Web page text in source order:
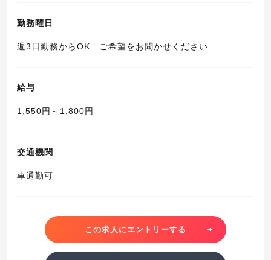
勤務曜日
週3日勤務からOK ご希望をお聞かせください
給与
1,550円～1,800円
交通機関
車通勤可
この求人にエントリーする